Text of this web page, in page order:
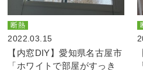
断熱
2022.03.15
【内窓DIY】愛知県名古屋市
「ホワイトで部屋がすっき